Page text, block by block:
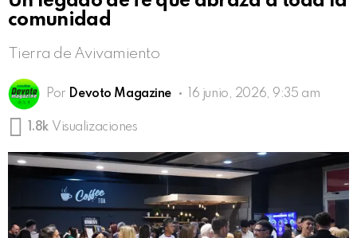
comunidad
Tierra de Avivamiento
Por Devoto Magazine 16 junio, 2026, 9:35 am
1.8k Visualizaciones